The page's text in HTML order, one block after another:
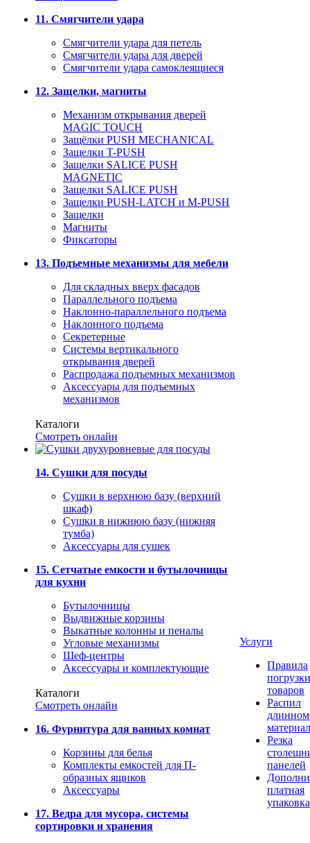
11. Смягчители удара
Смягчители удара для петель
Смягчители удара для дверей
Cмягчители удара самоклеящиеся
12. Защелки, магниты
Механизм открывания дверей
MAGIC TOUCH
Защёлки PUSH MECHANICAL
Защелки T-PUSH
Защелки SALICE PUSH
MAGNETIC
Защелки SALICE PUSH
Защелки PUSH-LATCH и M-PUSH
Защелки
Магниты
Фиксаторы
13. Подъемные механизмы для мебели
Для складных вверх фасадов
Параллельного подъема
Наклонно-параллельного подъема
Наклонного подъема
Секретерные
Системы вертикального
открывания дверей
Распродажа подъемных механизмов
Аксессуары для подъемных
механизмов
Каталоги
Смотреть онлайн
14. Сушки для посуды
Сушки в верхнюю базу (верхний
шкаф)
Сушки в нижнюю базу (нижняя
тумба)
Аксессуары для сушек
15. Сетчатые емкости и бутылочницы
для кухни
Бутылочницы
Выдвижные корзины
Выкатные колонны и пеналы
Угловые механизмы
Шеф-центры
Аксессуары и комплектующие
Каталоги
Смотреть онлайн
16. Фурнитура для ванных комнат
Корзины для белья
Комплекты емкостей для П-
образных ящиков
Аксессуары
17. Ведра для мусора, системы
сортировки и хранения
Услуги
Правила
погрузки
товаров
Распил
Резка
панелей
платная
упаковка